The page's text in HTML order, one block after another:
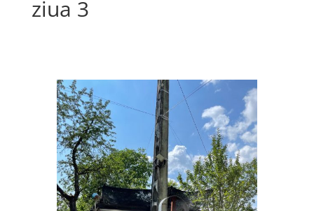
ziua 3